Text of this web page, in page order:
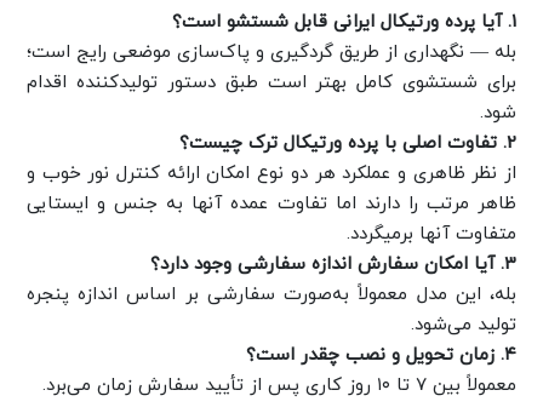
1. آیا پرده ورتیکال ایرانی قابل شستشو است؟
بله — نگهداری از طریق گردگیری و پاک‌سازی موضعی رایج است؛
برای شستشوی کامل بهتر است طبق دستور تولیدکننده اقدام
شود.
2. تفاوت اصلی با پرده ورتیکال ترک چیست؟
از نظر ظاهری و عملکرد هر دو نوع امکان ارائه کنترل نور خوب و
ظاهر مرتب را دارند اما تفاوت عمده آنها به جنس و ایستایی
متفاوت آنها برمیگردد.
3. آیا امکان سفارش اندازه سفارشی وجود دارد؟
بله، این مدل معمولاً به‌صورت سفارشی بر اساس اندازه پنجره
تولید می‌شود.
۴. زمان تحویل و نصب چقدر است؟
معمولاً بین ۷ تا ۱۰ روز کاری پس از تأیید سفارش زمان می‌برد.